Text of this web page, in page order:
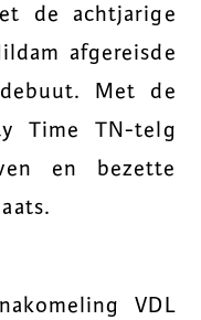
de achtjarige
afgereisde
Met de
Time TN-telg
en bezette
VDL